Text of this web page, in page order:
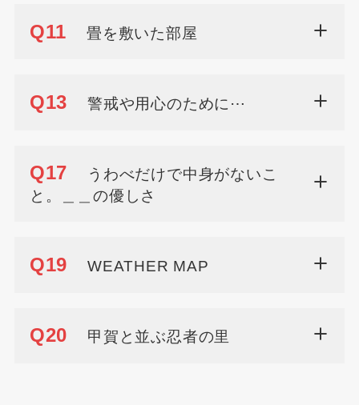
Q11 畳を敷いた部屋
Q13 警戒や用心のために⋯
Q17
うわべだけで中身がないこ
と。＿＿の優しさ
Q19 WEATHER MAP
Q20 甲賀と並ぶ忍者の里